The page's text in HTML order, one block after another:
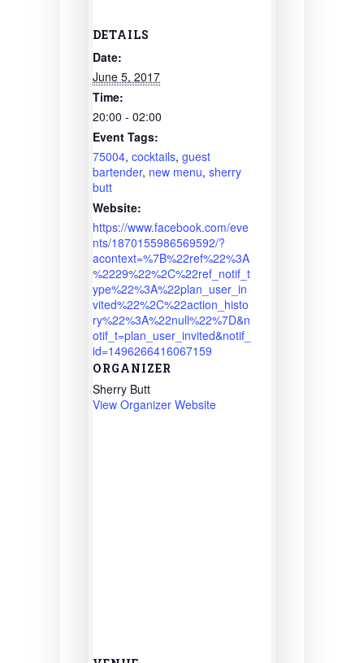
DETAILS
Date:
June 5, 2017
Time:
20:00 - 02:00
Event Tags:
75004, cocktails, guest
bartender, new menu, sherry
butt
Website:
https://www.facebook.com/eve
nts/1870155986569592/?
acontext=%7B%22ref%22%3A
%2229%22%2C%22ref_notif_t
ype%22%3A%22plan_user_in
vited%22%2C%22action_histo
ry%22%3A%22null%22%7D&n
otif_t=plan_user_invited&notif_
id=1496266416067159
ORGANIZER
Sherry Butt
View Organizer Website